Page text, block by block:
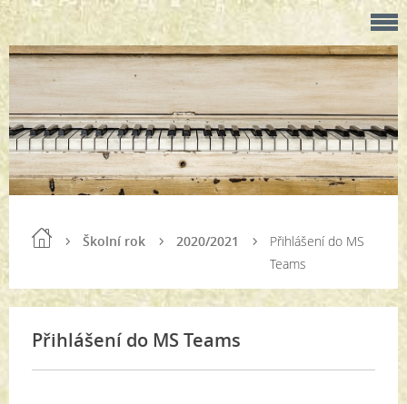
Školní rok 2020/2021
Přihlášení do MS
Teams
Přihlášení do MS Teams